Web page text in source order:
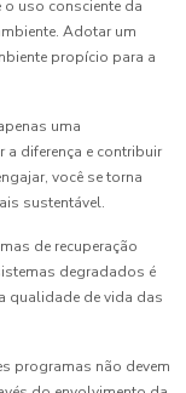
uso consciente da
Adotar um
propício para a
uma
diferença e contribuir
você se torna
sustentável.
de recuperação
degradados é
qualidade de vida das
programas não devem